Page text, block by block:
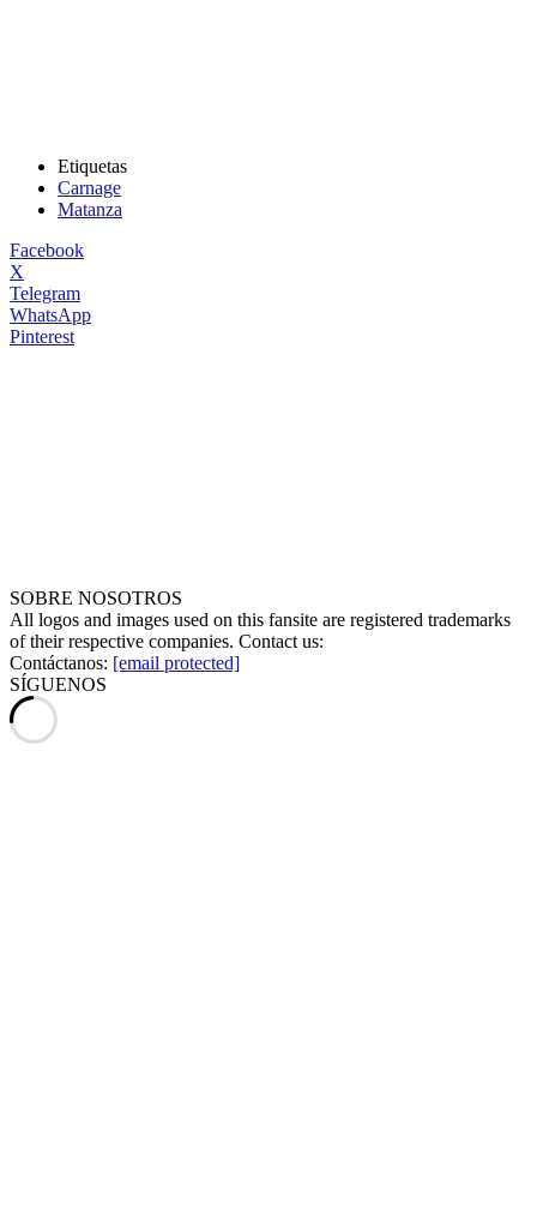
Etiquetas
Carnage
Matanza
Facebook
X
Telegram
WhatsApp
Pinterest
SOBRE NOSOTROS
All logos and images used on this fansite are registered trademarks
of their respective companies. Contact us:
Contáctanos: [email protected]
SÍGUENOS